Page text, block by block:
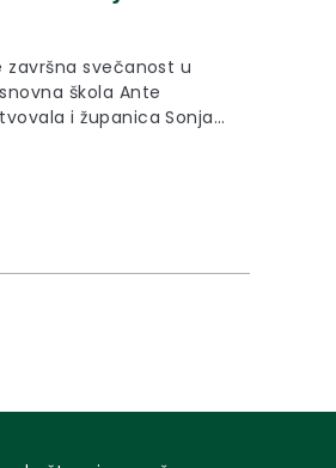
završna svečanost u
škola Ante
i županica Sonja